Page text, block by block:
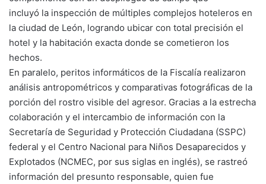
incluyó la inspección de múltiples complejos hoteleros en
la ciudad de León, logrando ubicar con total precisión el
hotel y la habitación exacta donde se cometieron los
hechos.
En paralelo, peritos informáticos de la Fiscalía realizaron
análisis antropométricos y comparativas fotográficas de la
porción del rostro visible del agresor. Gracias a la estrecha
colaboración y el intercambio de información con la
Secretaría de Seguridad y Protección Ciudadana (SSPC)
federal y el Centro Nacional para Niños Desaparecidos y
Explotados (NCMEC, por sus siglas en inglés), se rastreó
información del presunto responsable, quien fue